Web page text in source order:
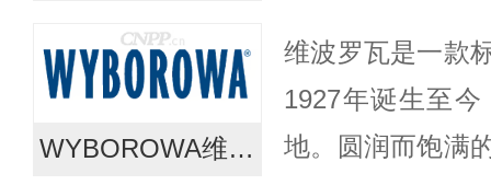
忌的基准。该品
WYBOROWA维波罗瓦
维波罗瓦是一款
1927年诞生至
地。圆润而饱满